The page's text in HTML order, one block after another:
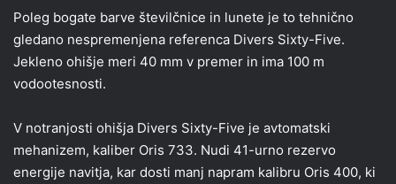
Poleg bogate barve številčnice in lunete je to tehnično
gledano nespremenjena referenca Divers Sixty-Five.
Jekleno ohišje meri 40 mm v premer in ima 100 m
vodootesnosti.
V notranjosti ohišja Divers Sixty-Five je avtomatski
mehanizem, kaliber Oris 733. Nudi 41-urno rezervo
energije navitja, kar dosti manj napram kalibru Oris 400, ki